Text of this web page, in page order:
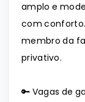
amplo e
com conforto.
membro da
privativo.
🔑 Vagas de